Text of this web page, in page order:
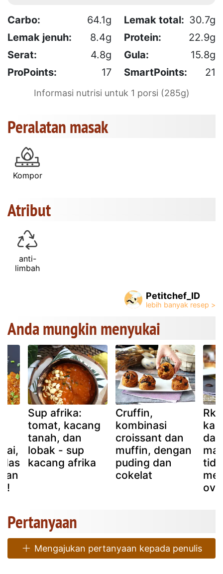
Carbo: 64.1g Lemak total: 30.7g
Lemak jenuh:
8.4g Protein:
22.9g
Serat:
4.8g Gula:
15.8g
ProPoints:
17 SmartPoints: 21
Informasi nutrisi untuk 1 porsi (285g)
Peralatan masak
Kompor
Atribut
anti-
limbah
Petitchef_ID
Anda mungkin menyukai
Sup afrika:
tomat, kacang
tanah, dan
lobak - sup
kacang afrika
Cruffin,
kombinasi
croissant dan
muffin, dengan
puding dan
cokelat
Pertanyaan
Mengajukan pertanyaan kepada penulis